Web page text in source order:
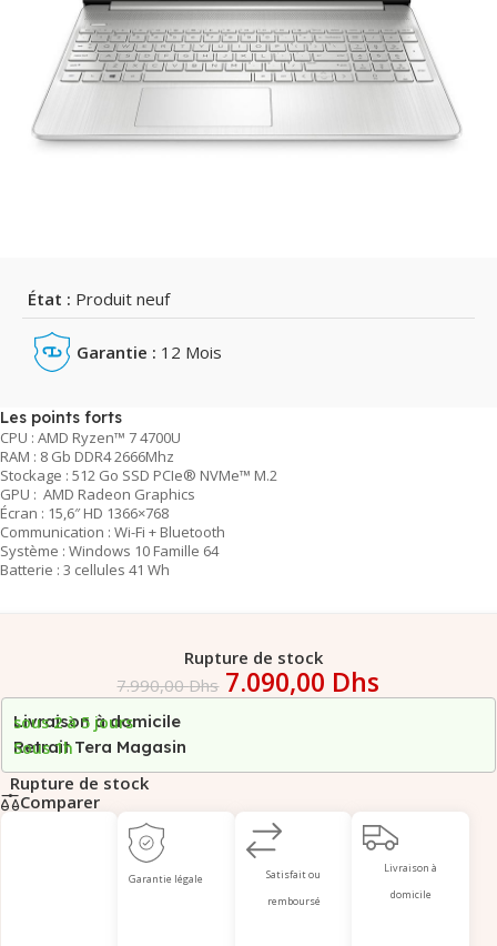
État : Produit neuf
Garantie : 12 Mois
Les points forts
CPU : AMD Ryzen™ 7 4700U
RAM : 8 Gb DDR4 2666Mhz
Stockage : 512 Go SSD PCIe® NVMe™ M.2
GPU : AMD Radeon Graphics
Écran : 15,6″ HD 1366×768
Communication : Wi-Fi + Bluetooth
Système : Windows 10 Famille 64
Batterie : 3 cellules 41 Wh
Rupture de stock
7.990,00Dhs 7.090,00 Dhs
Livraison à domicile
sous 2 à 5 jours
Retrait Tera Magasin
Sous 1h
Rupture de stock
Comparer
Garantie légale
Satisfait ou
remboursé
Livraison à
domicile